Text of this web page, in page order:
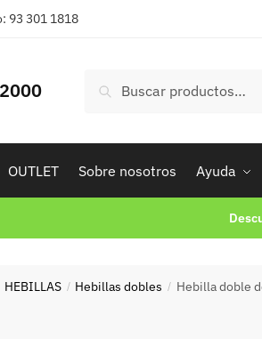
93 301 1818
por:
Buscar
OUTLET Sobre nosotros Ayuda
HEBILLAS / Hebillas dobles / Hebilla doble